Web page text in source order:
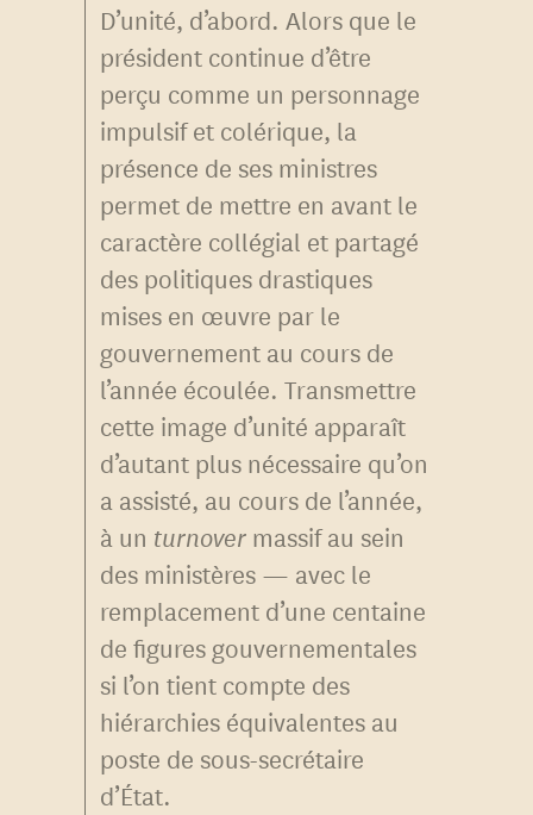
D’unité, d’abord. Alors que le
président continue d’être
perçu comme un personnage
impulsif et colérique, la
présence de ses ministres
permet de mettre en avant le
caractère collégial et partagé
des politiques drastiques
mises en œuvre par le
gouvernement au cours de
l’année écoulée. Transmettre
cette image d’unité apparaît
d’autant plus nécessaire qu’on
a assisté, au cours de l’année,
à un turnover massif au sein
des ministères — avec le
remplacement d’une centaine
de figures gouvernementales
si l’on tient compte des
hiérarchies équivalentes au
poste de sous-secrétaire
d’État.